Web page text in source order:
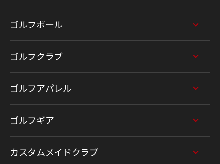
ゴルフボール
ゴルフクラブ
ゴルフアパレル
ゴルフギア
カスタムメイドクラブ